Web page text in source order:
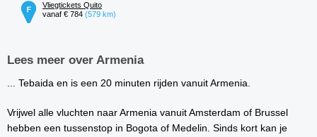
Vliegtickets Quito
vanaf € 784 (579 km)
Lees meer over Armenia
... Tebaida en is een 20 minuten rijden vanuit Armenia.
Vrijwel alle vluchten naar Armenia vanuit Amsterdam of Brussel
hebben een tussenstop in Bogota of Medelin. Sinds kort kan je